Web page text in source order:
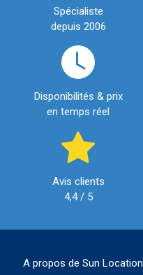
Spécialiste
depuis 2006
Disponibilités & prix
en temps réel
Avis clients
4,4 / 5
A propos de Sun Location